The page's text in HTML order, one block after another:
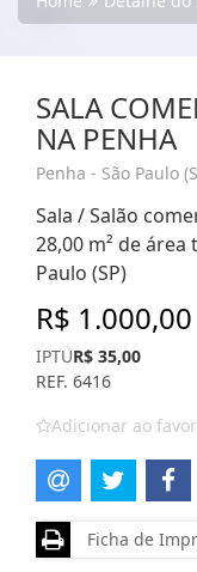
SALA
NA PENHA
Penha - São Paulo
Sala / Salão
28,00 m² de área
Paulo (SP)
R$ 1.000,00
IPTUR$ 35,00
REF. 6416
Adicionar ao
Ficha de